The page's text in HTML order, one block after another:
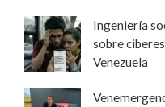
Ingeniería
sobre
Venezuela